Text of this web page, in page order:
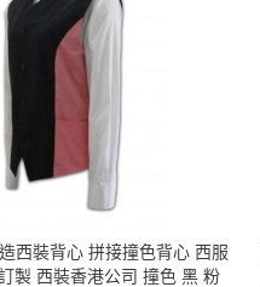
西裝背心 拼接撞色背心 西服
製 西裝香港公司 撞色 黑 粉